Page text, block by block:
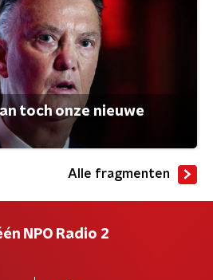
toch onze nieuwe
Alle fragmenten
NPO Radio 2